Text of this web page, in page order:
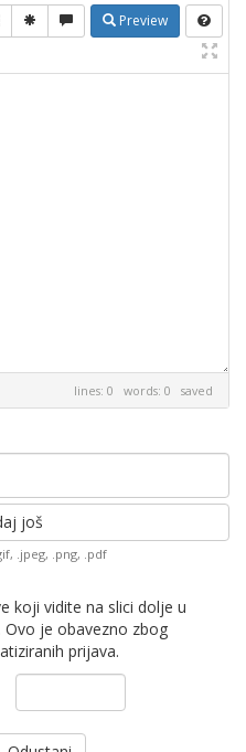
Preview
lines: 0 words: 0 saved
još
.jpeg, .png, .pdf
koji vidite na slici dolje u
Ovo je obavezno zbog
prijava.